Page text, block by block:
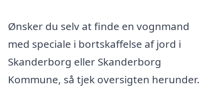
Ønsker du selv at finde en vognmand
med speciale i bortskaffelse af jord i
Skanderborg eller Skanderborg
Kommune, så tjek oversigten herunder.